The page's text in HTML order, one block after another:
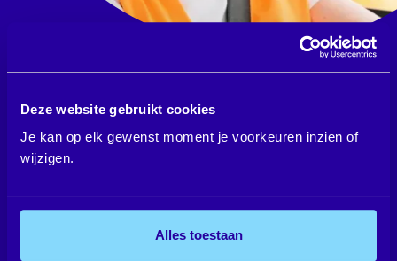
Deze website gebruikt cookies
Je kan op elk gewenst moment je voorkeuren inzien of
wijzigen.
Alles toestaan
Vind de juiste
vergoeding die bij jouw
Start quiz
Binnen 1 minuut heb je al je uitslag.